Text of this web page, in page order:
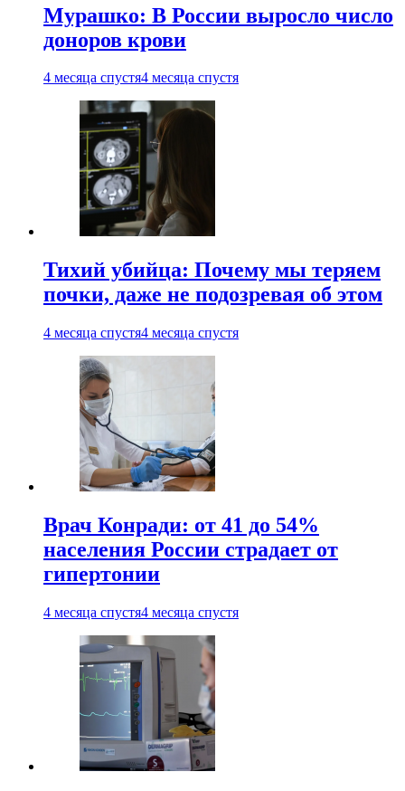
Мурашко: В России выросло число
доноров крови
4 месяца спустя4 месяца спустя
Тихий убийца: Почему мы теряем
почки, даже не подозревая об этом
4 месяца спустя4 месяца спустя
Врач Конради: от 41 до 54%
населения России страдает от
гипертонии
4 месяца спустя4 месяца спустя